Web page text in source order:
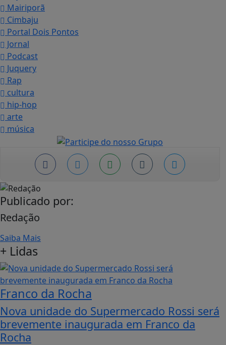
Mairiporã
Cimbaju
Portal Dois Pontos
Jornal
Podcast
Juquery
Rap
cultura
hip-hop
arte
música
Publicado por:
Redação
Saiba Mais
+ Lidas
Franco da Rocha
Nova unidade do Supermercado Rossi será
brevemente inaugurada em Franco da
Rocha